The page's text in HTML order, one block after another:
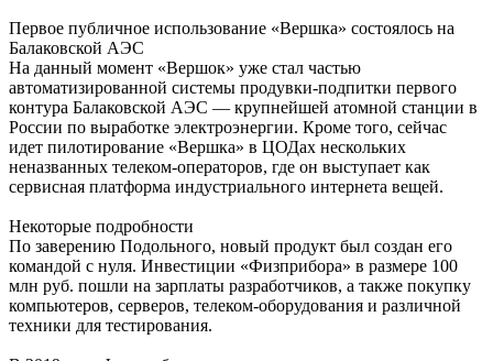
Первое публичное использование «Вершка» состоялось на
Балаковской АЭС
На данный момент «Вершок» уже стал частью
автоматизированной системы продувки-подпитки первого
контура Балаковской АЭС — крупнейшей атомной станции в
России по выработке электроэнергии. Кроме того, сейчас
идет пилотирование «Вершка» в ЦОДах нескольких
неназванных телеком-операторов, где он выступает как
сервисная платформа индустриального интернета вещей.
Некоторые подробности
По заверению Подольного, новый продукт был создан его
командой с нуля. Инвестиции «Физприбора» в размере 100
млн руб. пошли на зарплаты разработчиков, а также покупку
компьютеров, серверов, телеком-оборудования и различной
техники для тестирования.